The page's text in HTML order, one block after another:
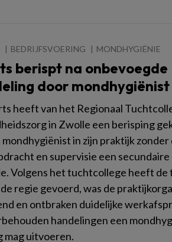
BEDRIJFSVOERING MONDHYGIËNIE
berispt na onbevoegde
door mondhygiënist
heeft van het Regionaal
in Zwolle een berisping
mondhygiënist in zijn praktijk zonder
en supervisie een
Volgens het tuchtcollege heeft de
regie gevoerd, was de
en ontbraken duidelijke
handelingen een
mag uitvoeren.